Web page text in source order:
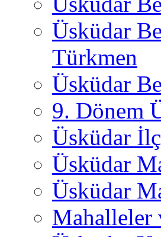
Üsküdar
Türkmen
Üsküdar
9. Dönem
Üsküdar
Üsküdar
Üsküdar
Mahalleler